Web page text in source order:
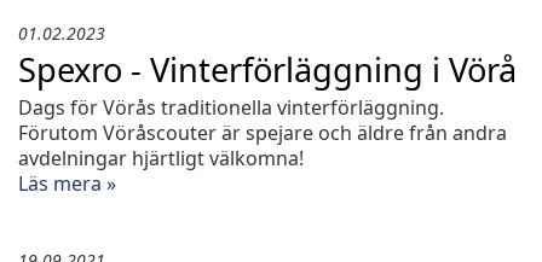
Spexro - Vinterförläggning i Vörå
Dags för Vörås traditionella vinterförläggning.
Förutom Vöråscouter är spejare och äldre från andra
avdelningar hjärtligt välkomna!
Läs mera »
01.02.2023